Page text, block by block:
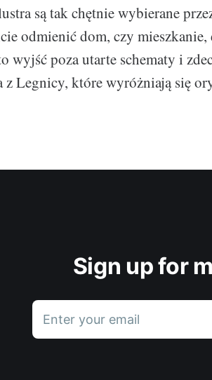
są tak chętnie wybierane
odmienić dom, czy
wyjść poza utarte schematy i
z Legnicy, które wyróżniają się
Sign up for
Enter your email